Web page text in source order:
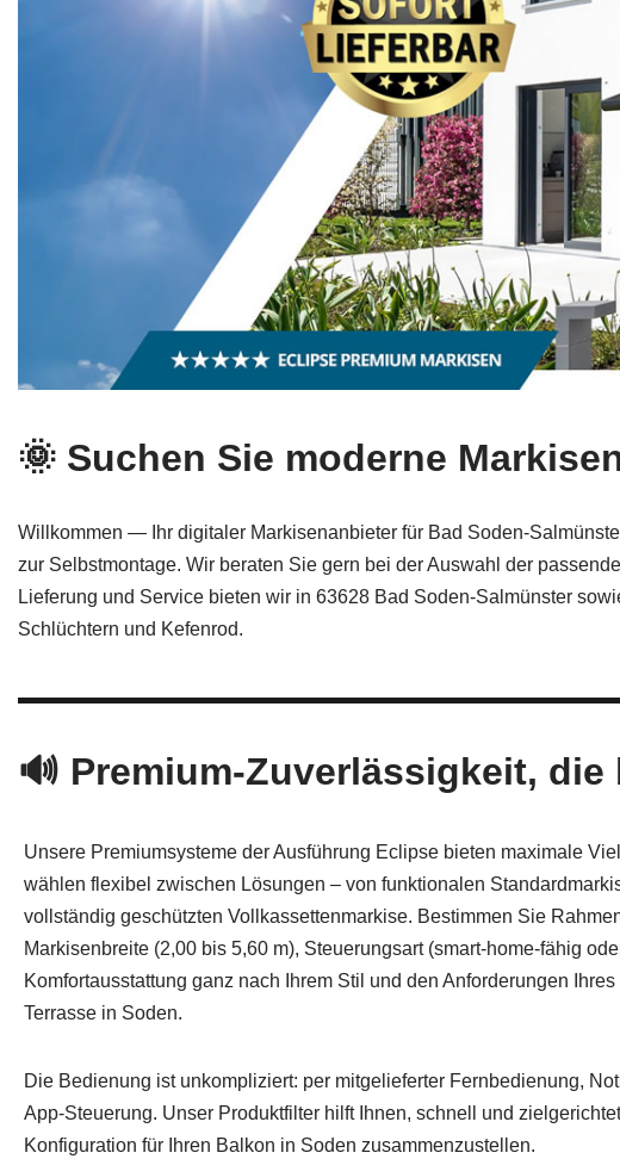
🌞 Suchen Sie moderne
Willkommen — Ihr digitaler Markisenanbieter für Bad Soden-
zur Selbstmontage. Wir beraten Sie gern bei der Auswahl der
Lieferung und Service bieten wir in 63628 Bad Soden-Salmünster
Schlüchtern und Kefenrod.
🔊 Premium-Zuverlässigkeit, die
Unsere Premiumsysteme der Ausführung Eclipse bieten maximale
wählen flexibel zwischen Lösungen – von funktionalen
vollständig geschützten Vollkassettenmarkise. Bestimmen Sie
Markisenbreite (2,00 bis 5,60 m), Steuerungsart (smart‑home‑fähig
Komfortausstattung ganz nach Ihrem Stil und den Anforderungen
Terrasse in Soden.
Die Bedienung ist unkompliziert: per mitgelieferter Fernbedienung,
App-Steuerung. Unser Produktfilter hilft Ihnen, schnell und
Konfiguration für Ihren Balkon in Soden zusammenzustellen.